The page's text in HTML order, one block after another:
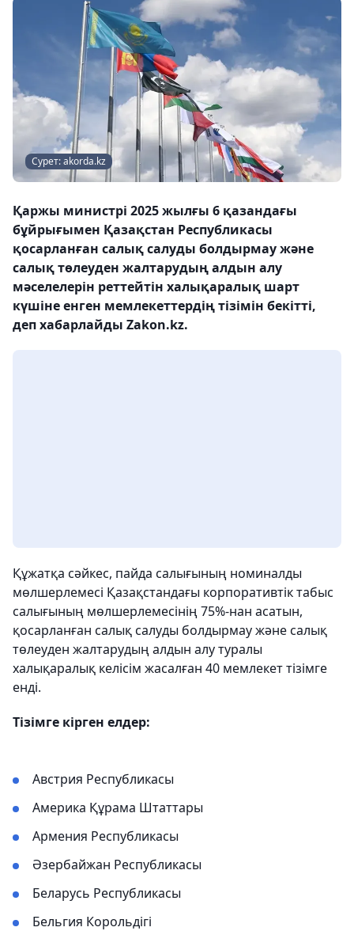
Сурет: akorda.kz
Қаржы министрі 2025 жылғы 6 қазандағы
бұйрығымен Қазақстан Республикасы
қосарланған салық салуды болдырмау және
салық төлеуден жалтарудың алдын алу
мәселелерін реттейтін халықаралық шарт
күшіне енген мемлекеттердің тізімін бекітті,
деп хабарлайды Zakon.kz.
Құжатқа сәйкес, пайда салығының номиналды
мөлшерлемесі Қазақстандағы корпоративтік табыс
салығының мөлшерлемесінің 75%-нан асатын,
қосарланған салық салуды болдырмау және салық
төлеуден жалтарудың алдын алу туралы
халықаралық келісім жасалған 40 мемлекет тізімге
енді.
Тізімге кірген елдер:
Австрия Республикасы
Америка Құрама Штаттары
Армения Республикасы
Әзербайжан Республикасы
Беларусь Республикасы
Бельгия Корольдігі